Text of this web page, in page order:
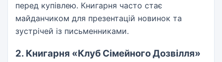
перед купівлею. Книгарня часто стає
майданчиком для презентацій новинок та
зустрічей із письменниками.
2. Книгарня «Клуб Сімейного Дозвілля»